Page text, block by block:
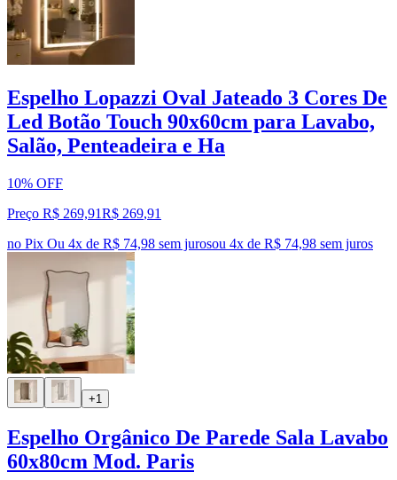
Espelho Lopazzi Oval Jateado 3 Cores De
Led Botão Touch 90x60cm para Lavabo,
Salão, Penteadeira e Ha
10% OFF
Preço R$ 269,91R$ 269,91
no Pix Ou 4x de R$ 74,98 sem jurosou 4x de R$ 74,98 sem juros
+1
Espelho Orgânico De Parede Sala Lavabo
60x80cm Mod. Paris